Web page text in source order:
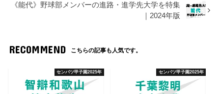
《能代》野球部メンバーの進路・進学先大学を特集
｜2024年版
RECOMMEND こちらの記事も人気です。
センバツ甲子園2025年 センバツ甲子園2025年